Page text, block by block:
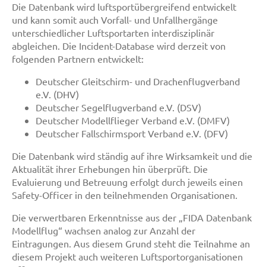
Die Datenbank wird luftsportübergreifend entwickelt
und kann somit auch Vorfall- und Unfallhergänge
unterschiedlicher Luftsportarten interdisziplinär
abgleichen. Die Incident-Database wird derzeit von
folgenden Partnern entwickelt:
Deutscher Gleitschirm- und Drachenflugverband
e.V. (DHV)
Deutscher Segelflugverband e.V. (DSV)
Deutscher Modellflieger Verband e.V. (DMFV)
Deutscher Fallschirmsport Verband e.V. (DFV)
Die Datenbank wird ständig auf ihre Wirksamkeit und die
Aktualität ihrer Erhebungen hin überprüft. Die
Evaluierung und Betreuung erfolgt durch jeweils einen
Safety-Officer in den teilnehmenden Organisationen.
Die verwertbaren Erkenntnisse aus der „FIDA Datenbank
Modellflug“ wachsen analog zur Anzahl der
Eintragungen. Aus diesem Grund steht die Teilnahme an
diesem Projekt auch weiteren Luftsportorganisationen